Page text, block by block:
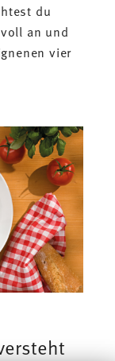
du
an und
vier